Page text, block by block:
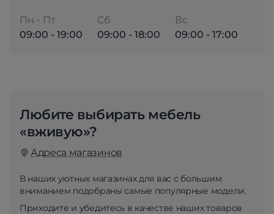
Пн - Пт
09:00 - 19:00
Сб
09:00 - 18:00
Вс
09:00 - 17:00
Любите выбирать мебель
«вживую»?
Адреса магазинов
В наших уютных магазинах для вас с большим
вниманием подобраны самые популярные модели.
Приходите и убедитесь в качестве наших товаров